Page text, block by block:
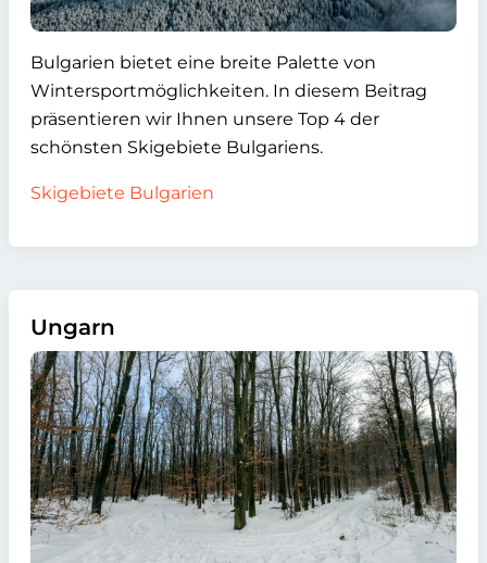
Bulgarien bietet eine breite Palette von
Wintersportmöglichkeiten. In diesem Beitrag
präsentieren wir Ihnen unsere Top 4 der
schönsten Skigebiete Bulgariens.
Skigebiete Bulgarien
Ungarn